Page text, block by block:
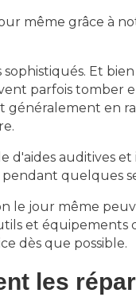
même grâce à
sophistiqués. Et
parfois tomber
généralement en
d'aides auditives
quelques
le jour même
et équipements
dès que possible.
les